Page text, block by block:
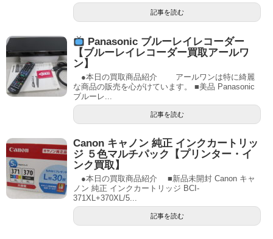
記事を読む
Panasonic ブルーレイレコーダー
【ブルーレイレコーダー買取アールワ
ン】
●本日の買取商品紹介 アールワンは特に綺麗
な商品の販売を心がけています。 ■美品 Panasonic
ブルーレ...
記事を読む
Canon キャノン 純正 インクカートリッ
ジ ５色マルチパック【プリンター・イ
ンク買取】
●本日の買取商品紹介 ■新品未開封 Canon キャ
ノン 純正 インクカートリッジ BCI-
371XL+370XL/5...
記事を読む